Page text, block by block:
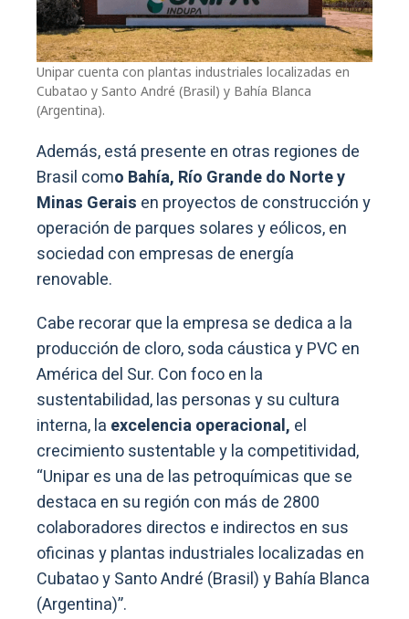
Unipar cuenta con plantas industriales localizadas en
Cubatao y Santo André (Brasil) y Bahía Blanca
(Argentina).
Además, está presente en otras regiones de
Brasil como Bahía, Río Grande do Norte y
Minas Gerais en proyectos de construcción y
operación de parques solares y eólicos, en
sociedad con empresas de energía
renovable.
Cabe recorar que la empresa se dedica a la
producción de cloro, soda cáustica y PVC en
América del Sur. Con foco en la
sustentabilidad, las personas y su cultura
interna, la excelencia operacional, el
crecimiento sustentable y la competitividad,
“Unipar es una de las petroquímicas que se
destaca en su región con más de 2800
colaboradores directos e indirectos en sus
oficinas y plantas industriales localizadas en
Cubatao y Santo André (Brasil) y Bahía Blanca
(Argentina)”.